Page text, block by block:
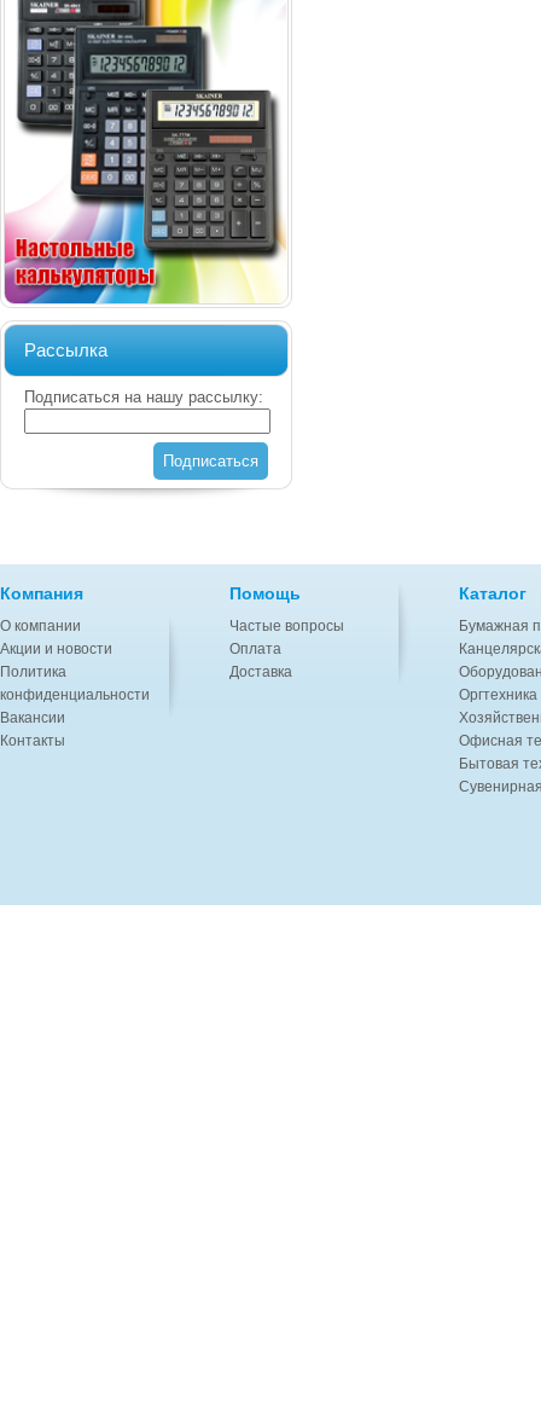
Рассылка
Подписаться на нашу рассылку:
Подписаться
Компания
О компании
Акции и новости
Политика
конфиденциальности
Вакансии
Контакты
Помощь
Частые вопросы
Оплата
Доставка
Каталог
Бумажная
Офисная
Бытовая